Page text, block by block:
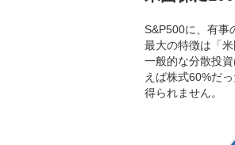
S&P500に、有事
最大の特徴は「
一般的な分散投
えば株式60%だ
得られません。